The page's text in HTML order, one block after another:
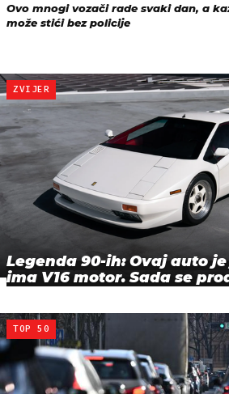
Ovo mnogi vozači rade svaki dan, a
može stići bez policije
ZVIJER
Legenda 90-ih: Ovaj auto
ima V16 motor. Sada se
TOP 50